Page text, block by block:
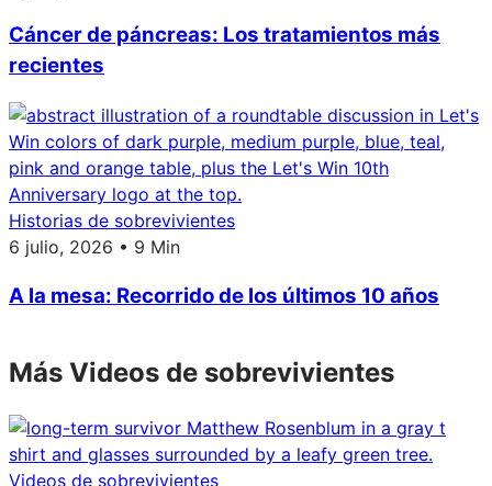
Cáncer de páncreas: Los tratamientos más
recientes
Historias de sobrevivientes
6 julio, 2026 • 9 Min
A la mesa: Recorrido de los últimos 10 años
Más Videos de sobrevivientes
Videos de sobrevivientes